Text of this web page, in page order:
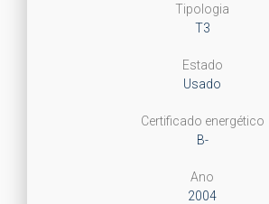
Tipologia
T3
Estado
Usado
Certificado energético
B-
Ano
2004